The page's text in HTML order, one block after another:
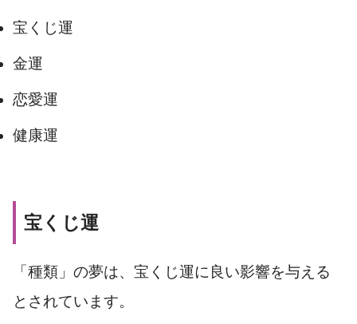
宝くじ運
金運
恋愛運
健康運
宝くじ運
「種類」の夢は、宝くじ運に良い影響を与える
とされています。